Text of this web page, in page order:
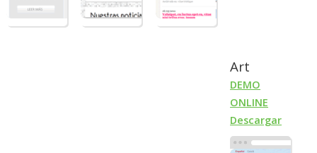
Art
DEMO
ONLINE
Descargar